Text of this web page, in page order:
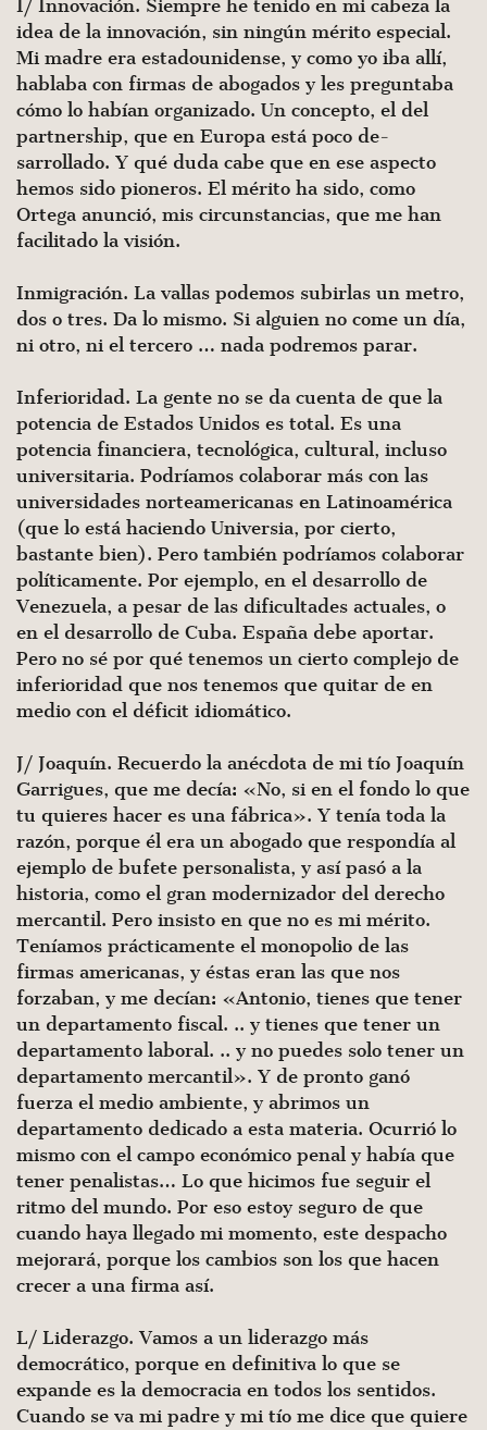
I/ Innovación. Siempre he tenido en mi cabeza la
idea de la innovación, sin ningún mérito especial.
Mi madre era estadounidense, y como yo iba allí,
hablaba con firmas de abogados y les preguntaba
cómo lo habían organizado. Un concepto, el del
partnership, que en Europa está poco de­
sarrollado. Y qué duda cabe que en ese aspecto
hemos sido pioneros. El mérito ha sido, como
Ortega anunció, mis cir­cunstancias, que me han
facilitado la visión.
Inmigración. La vallas podemos subirlas un metro,
dos o tres. Da lo mismo. Si alguien no come un día,
ni otro, ni el tercero … nada podremos parar.
Inferioridad. La gente no se da cuenta de que la
po­tencia de Estados Unidos es total. Es una
potencia finan­ciera, tecnológica, cultural, incluso
universitaria. Podría­mos colaborar más con las
universidades norteamericanas en Latinoamérica
(que lo está haciendo Universia, por cierto,
bastante bien). Pero también podríamos colaborar
políticamen­te. Por ejemplo, en el desarrollo de
Venezuela, a pesar de las dificultades actuales, o
en el desarrollo de Cuba. España debe aportar.
Pero no sé por qué tenemos un cierto complejo de
infe­rioridad que nos tenemos que quitar de en
medio con el déficit idiomático.
J/ Joaquín. Recuerdo la anécdota de mi tío Joaquín
Garrigues, que me decía: «No, si en el fondo lo que
tu quieres hacer es una fábri­ca». Y tenía toda la
razón, porque él era un abogado que respondía al
ejemplo de bufete personalista, y así pasó a la
historia, como el gran modernizador del derecho
mercantil. Pero insisto en que no es mi mérito.
Teníamos prácticamente el monopolio de las
firmas americanas, y éstas eran las que nos
forzaban, y me decían: «Anto­nio, tienes que tener
un departamento fiscal. .. y tienes que tener un
departamento laboral. .. y no puedes solo tener un
departamento mercantil». Y de pronto ganó
fuerza el medio ambiente, y abrimos un
departamento dedicado a esta materia. Ocurrió lo
mismo con el campo económico penal y había que
tener penalistas… Lo que hicimos fue seguir el
ritmo del mundo. Por eso estoy seguro de que
cuando haya llegado mi momento, este despacho
mejorará, porque los cambios son los que hacen
crecer a una firma así.
L/ Liderazgo. Vamos a un liderazgo más
democrático, porque en definitiva lo que se
expande es la democracia en todos los sen­tidos.
Cuando se va mi padre y mi tío me dice que quiere